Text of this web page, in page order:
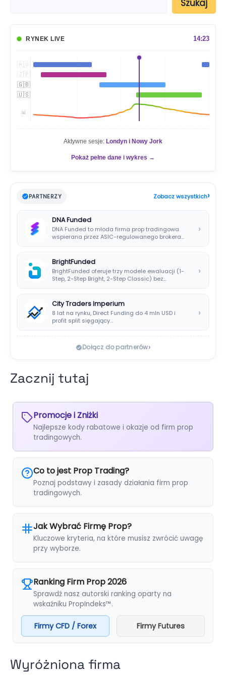
Szukaj
RYNEK LIVE 14:23
🇦🇺
🇯🇵
🇬🇧
🇺🇸
📊
Aktywne sesje: Londyn i Nowy Jork
Pokaż pełne dane i wykres →
PARTNERZY Zobacz wszystkich›
DNA Funded
DNA Funded to młoda firma prop tradingowa
wspierana przez ASIC-regulowanego brokera
›
BrightFunded
BrightFunded oferuje trzy modele ewaluacji (1-
Step, 2-Step Bright, 2-Step Classic) bez
›
City Traders Imperium
8 lat na rynku, Direct Funding do 4 mln USD i
profit split sięgający…
›
Dołącz do partnerów›
Zacznij tutaj
Promocje i Zniżki
Najlepsze kody rabatowe i okazje od firm prop
tradingowych.
Co to jest Prop Trading?
Poznaj podstawy i zasady działania firm prop
tradingowych.
Jak Wybrać Firmę Prop?
Kluczowe kryteria, na które musisz zwrócić uwagę
przy wyborze.
Ranking Firm Prop 2026
Sprawdź nasz autorski ranking oparty na
wskaźniku PropIndeks™.
Firmy CFD / Forex Firmy Futures
Wyróżniona firma